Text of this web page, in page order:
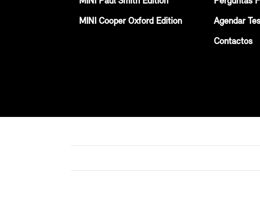
MINI Cooper Oxford Edition Agendar
Contactos